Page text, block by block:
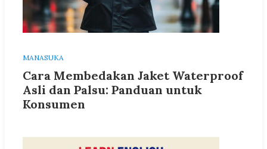
MANASUKA
Cara Membedakan Jaket Waterproof
Asli dan Palsu: Panduan untuk
Konsumen